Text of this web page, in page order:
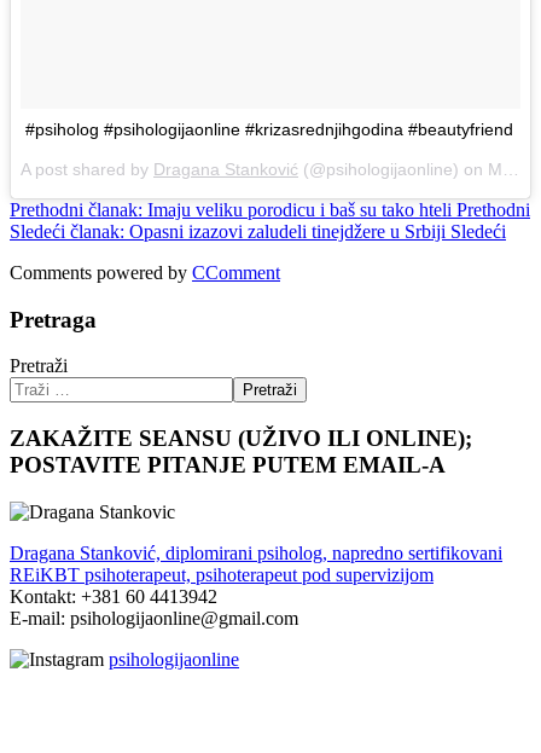
#psiholog #psihologijaonline #krizasrednjihgodina #beautyfriend
A post shared by Dragana Stanković (@psihologijaonline) on Mar 12, 2018 at 7:33am PDT
Prethodni članak: Imaju veliku porodicu i baš su tako hteli Prethodni
Sledeći članak: Opasni izazovi zaludeli tinejdžere u Srbiji Sledeći
Comments powered by CComment
Pretraga
Pretraži
Pretraži
ZAKAŽITE SEANSU (UŽIVO ILI ONLINE);
POSTAVITE PITANJE PUTEM EMAIL-A
Dragana Stanković, diplomirani psiholog, napredno sertifikovani
REiKBT psihoterapeut, psihoterapeut pod supervizijom
Kontakt: +381 60 4413942
E-mail: psihologijaonline@gmail.com
psihologijaonline